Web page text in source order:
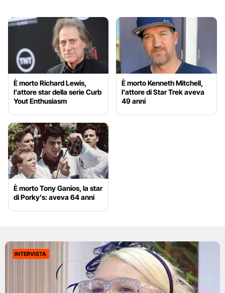
È morto Richard Lewis,
l’attore star della serie Curb
Yout Enthusiasm
È morto Kenneth Mitchell,
l’attore di Star Trek aveva
49 anni
È morto Tony Ganios, la star
di Porky’s: aveva 64 anni
INTERVISTA